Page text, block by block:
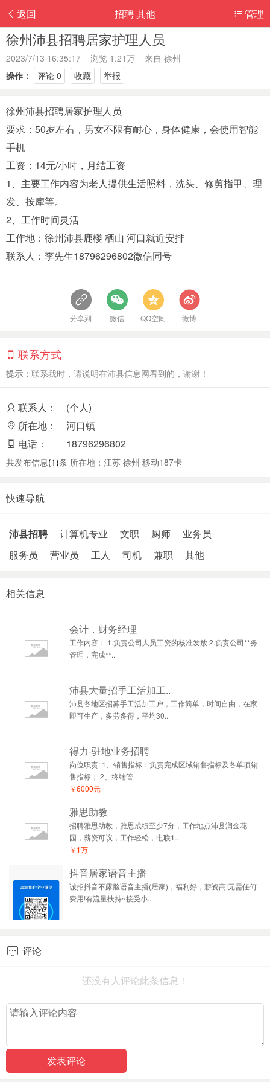
返回 管理
招聘 其他
徐州沛县招聘居家护理人员
2023/7/13 16:35:17 浏览 1.21万 来自 徐州
操作：
评论 0 收藏 举报
徐州沛县招聘居家护理人员
要求：50岁左右，男女不限有耐心，身体健康，会使用智能
手机
工资：14元/小时，月结工资
1、主要工作内容为老人提供生活照料，洗头、修剪指甲、理
发、按摩等。
2、工作时间灵活
工作地：徐州沛县鹿楼 栖山 河口就近安排
联系人：李先生18796296802微信同号
分享到 微信 QQ空间 微博
联系方式
提示： 联系我时，请说明在沛县信息网看到的，谢谢！
联系人：
(个人)
所在地：
河口镇
电话：
18796296802
共发布信息(1)条 所在地：江苏 徐州 移动187卡
快速导航
沛县招聘 计算机专业 文职 厨师
业务员
服务员
营业员 工人 司机 兼职 其他
相关信息
会计，财务经理
工作内容： 1.负责公司人员工资的核准发放 2.负责公司**务
管理，完成**..
沛县大量招手工活加工..
沛县各地区招募手工活加工户，工作简单，时间自由，在家
即可生产，多劳多得，平均30..
得力-驻地业务招聘
岗位职责: 1、销售指标：负责完成区域销售指标及各单项销
售指标； 2、终端管..
￥6000元
雅思助教
招聘雅思助教，雅思成绩至少7分，工作地点沛县润金花
园，薪资可议，工作轻松，电联1..
￥1万
抖音居家语音主播
诚招抖音不露脸语音主播(居家)，福利好，薪资高!无需任何
费用!有流量扶持~接受小..
 评论
还没有人评论此条信息！